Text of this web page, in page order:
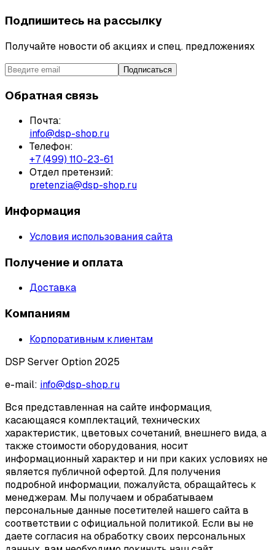
Подпишитесь на рассылку
Получайте новости об акциях и спец. предложениях
Подписаться
Обратная связь
Почта:
info@dsp-shop.ru
Телефон:
+7 (499) 110-23-61
Отдел претензий:
pretenzia@dsp-shop.ru
Информация
Условия использования сайта
Получение и оплата
Доставка
Компаниям
Корпоративным клиентам
DSP Server Option 2025
e-mail: info@dsp-shop.ru
Вся представленная на сайте информация,
касающаяся комплектаций, технических
характеристик, цветовых сочетаний, внешнего вида, а
также стоимости оборудования, носит
информационный характер и ни при каких условиях не
является публичной офертой. Для получения
подробной информации, пожалуйста, обращайтесь к
менеджерам. Мы получаем и обрабатываем
персональные данные посетителей нашего сайта в
соответствии с официальной политикой. Если вы не
даете согласия на обработку своих персональных